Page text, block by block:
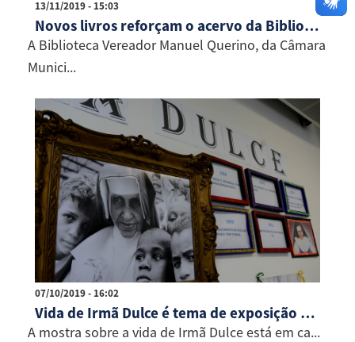
13/11/2019 - 15:03
Novos livros reforçam o acervo da Biblioteca Manuel Querino
A Biblioteca Vereador Manuel Querino, da Câmara
Munici...
07/10/2019 - 16:02
Vida de Irmã Dulce é tema de exposição na Câmara
A mostra sobre a vida de Irmã Dulce está em ca...